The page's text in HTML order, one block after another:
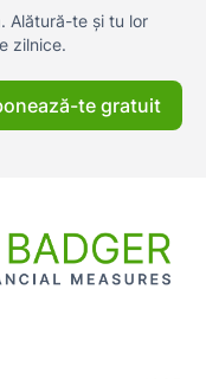
Alătură-te și tu lor
zilnice.
te gratuit